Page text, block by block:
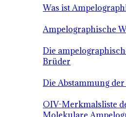
Was ist
Ampelographische
Die
Brüder
Die Abstammung der
OIV-Merkmalsliste